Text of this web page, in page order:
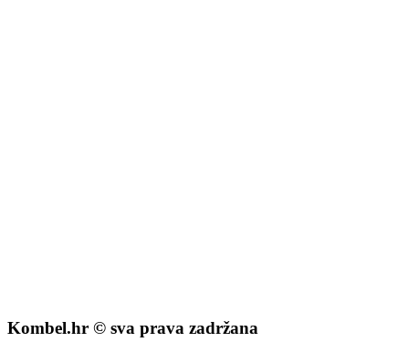
Kombel.hr © sva prava zadržana